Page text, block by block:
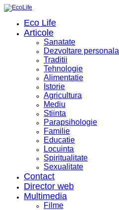
Eco Life
Articole
Sanatate
Dezvoltare personala
Traditii
Tehnologie
Alimentatie
Istorie
Agricultura
Mediu
Stiinta
Parapsihologie
Familie
Educatie
Locuinta
Spiritualitate
Sexualitate
Contact
Director web
Multimedia
Filme